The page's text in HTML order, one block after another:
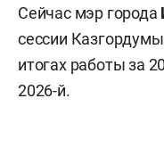
Сейчас мэр города
сессии
итогах работы за
2026-й.